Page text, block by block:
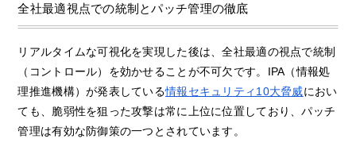
全社最適視点での統制とパッチ管理の徹底
リアルタイムな可視化を実現した後は、全社最適の視点で統制
（コントロール）を効かせることが不可欠です。IPA（情報処
理推進機構）が発表している情報セキュリティ10大脅威におい
ても、脆弱性を狙った攻撃は常に上位に位置しており、パッチ
管理は有効な防御策の一つとされています。